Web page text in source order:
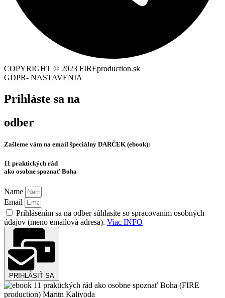
COPYRIGHT © 2023 FIREproduction.sk
GDPR- NASTAVENIA
Prihláste sa na
odber
Zašleme vám na email špeciálny DARČEK (ebook):
11 praktických rád
ako osobne spoznať Boha
Name
Email
Prihlásením sa na odber súhlasíte so spracovaním osobných
údajov (meno emailová adresa). Viac INFO
PRIHLÁSIŤ SA